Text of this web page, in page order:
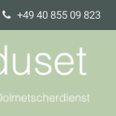
+49 40 855 09 823